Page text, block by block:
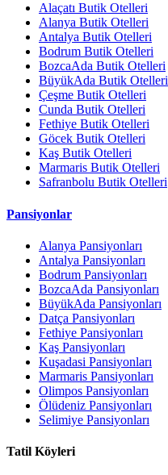
Alaçatı Butik Otelleri
Alanya Butik Otelleri
Antalya Butik Otelleri
Bodrum Butik Otelleri
BozcaAda Butik Otelleri
BüyükAda Butik Otelleri
Çeşme Butik Otelleri
Cunda Butik Otelleri
Fethiye Butik Otelleri
Göcek Butik Otelleri
Kaş Butik Otelleri
Marmaris Butik Otelleri
Safranbolu Butik Otelleri
Pansiyonlar
Alanya Pansiyonları
Antalya Pansiyonları
Bodrum Pansiyonları
BozcaAda Pansiyonları
BüyükAda Pansiyonları
Datça Pansiyonları
Fethiye Pansiyonları
Kaş Pansiyonları
Kuşadasi Pansiyonları
Marmaris Pansiyonları
Olimpos Pansiyonları
Ölüdeniz Pansiyonları
Selimiye Pansiyonları
Tatil Köyleri